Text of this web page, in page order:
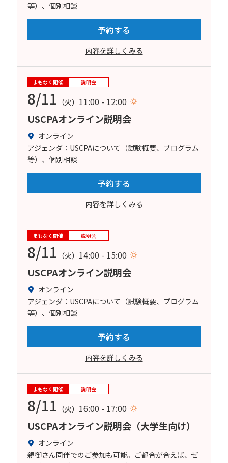
等）、個別相談
予約する
内容を詳しくみる
まもなく開催 説明会
8/11 （火） 11:00 - 12:00
USCPAオンライン説明会
オンライン
アジェンダ：USCPAについて（試験概要、プログラム
等）、個別相談
予約する
内容を詳しくみる
まもなく開催 説明会
8/11 （火） 14:00 - 15:00
USCPAオンライン説明会
オンライン
アジェンダ：USCPAについて（試験概要、プログラム
等）、個別相談
予約する
内容を詳しくみる
まもなく開催 説明会
8/11 （火） 16:00 - 17:00
USCPAオンライン説明会（大学生向け）
オンライン
親御さん同伴でのご参加も可能。ご都合が合えば、ぜ